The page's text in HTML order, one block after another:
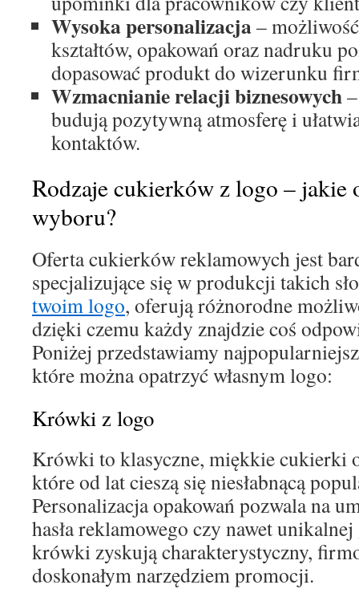
Wysoka personalizacja–
kształtów, opakowań oraz nadruku
dopasować produkt do wizerunku
Wzmacnianie relacji biznesowych
budują pozytywną atmosferę i
kontaktów.
Rodzaje cukierków z logo – jakie
wyboru?
Oferta cukierków reklamowych jest
specjalizujące się w produkcji takich
twoim logo, oferują różnorodne
dzięki czemu każdy znajdzie coś
Poniżej przedstawiamy
które można opatrzyć własnym logo:
Krówki z logo
Krówki to klasyczne, miękkie cukierki
które od lat cieszą się niesłabnącą
Personalizacja opakowań pozwala na
hasła reklamowego czy nawet
krówki zyskują charakterystyczny,
doskonałym narzędziem promocji.